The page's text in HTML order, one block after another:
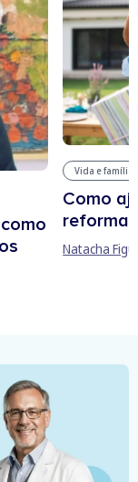
Vida e família
Como
reforma
Natacha